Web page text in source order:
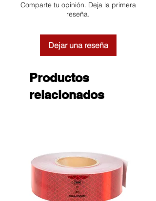
Comparte tu opinión. Deja la primera
reseña.
Dejar una reseña
Productos
relacionados